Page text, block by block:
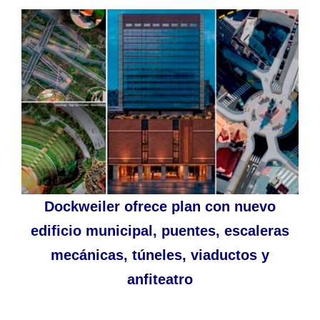
Dockweiler ofrece plan con nuevo
edificio municipal, puentes, escaleras
mecánicas, túneles, viaductos y
anfiteatro